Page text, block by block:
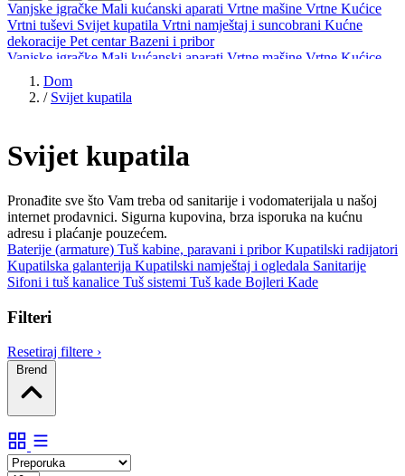
Vanjske igračke Mali kućanski aparati Vrtne mašine Vrtne Kućice
Vrtni tuševi Svijet kupatila Vrtni namještaj i suncobrani Kućne
dekoracije Pet centarBazeni i pribor
Vanjske igračke Mali kućanski aparati Vrtne mašine Vrtne Kućice
Vrtni tuševi
dekoracijePet centar
Dom
/ Svijet kupatila
Svijet kupatila
Pronađite sve što Vam treba od sanitarije i vodomaterijala u našoj
internet prodavnici. Sigurna kupovina, brza isporuka na kućnu
adresu i plaćanje pouzećem.
Baterije (armature) Tuš kabine, paravani i priborKupatilski radijatori
Kupatilska galanterija Kupatilski namještaj i ogledala Sanitarije
Sifoni i tuš kanalice Tuš sistemi Tuš kade Bojleri Kade
Filteri
Resetiraj filtere ›
Brend